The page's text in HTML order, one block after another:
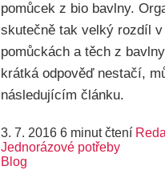
pomůcek z bio bavlny.
skutečně tak velký rozdíl
pomůckách a těch z
krátká odpověď nestačí,
následujícím článku.
3. 7. 2016 6 minut čtení
Jednorázové potřeby
Blog